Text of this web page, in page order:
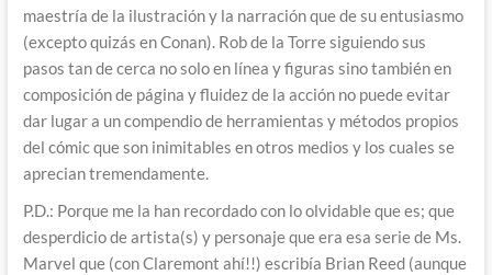
maestría de la ilustración y la narración que de su entusiasmo
(excepto quizás en Conan). Rob de la Torre siguiendo sus
pasos tan de cerca no solo en línea y figuras sino también en
composición de página y fluidez de la acción no puede evitar
dar lugar a un compendio de herramientas y métodos propios
del cómic que son inimitables en otros medios y los cuales se
aprecian tremendamente.
P.D.: Porque me la han recordado con lo olvidable que es; que
desperdicio de artista(s) y personaje que era esa serie de Ms.
Marvel que (con Claremont ahí!!) escribía Brian Reed (aunque